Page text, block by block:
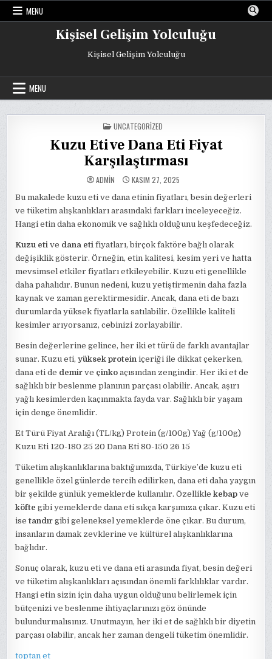
Skip
MENU
Kişisel Gelişim Yolculuğu
Kişisel Gelişim Yolculuğu
MENU
POSTED
IN
UNCATEGORIZED
Kuzu Eti ve Dana Eti Fiyat
Karşılaştırması
ADMIN KASIM 27, 2025
Bu makalede kuzu eti ve dana etinin fiyatları, besin değerleri
ve tüketim alışkanlıkları arasındaki farkları inceleyeceğiz.
Hangi etin daha ekonomik ve sağlıklı olduğunu keşfedeceğiz.
Kuzu eti ve dana eti fiyatları, birçok faktöre bağlı olarak
değişiklik gösterir. Örneğin, etin kalitesi, kesim yeri ve hatta
mevsimsel etkiler fiyatları etkileyebilir. Kuzu eti genellikle
daha pahalıdır. Bunun nedeni, kuzu yetiştirmenin daha fazla
kaynak ve zaman gerektirmesidir. Ancak, dana eti de bazı
durumlarda yüksek fiyatlarla satılabilir. Özellikle kaliteli
kesimler arıyorsanız, cebinizi zorlayabilir.
Besin değerlerine gelince, her iki et türü de farklı avantajlar
sunar. Kuzu eti,yüksek protein içeriği ile dikkat çekerken,
dana eti de demir ve çinko açısından zengindir. Her iki et de
sağlıklı bir beslenme planının parçası olabilir. Ancak, aşırı
yağlı kesimlerden kaçınmakta fayda var. Sağlıklı bir yaşam
için denge önemlidir.
Et Türü Fiyat Aralığı (TL/kg) Protein (g/100g) Yağ (g/100g)
Kuzu Eti 120-180 25 20 Dana Eti 80-150 26 15
Tüketim alışkanlıklarına baktığımızda, Türkiye’de kuzu eti
genellikle özel günlerde tercih edilirken, dana eti daha yaygın
bir şekilde günlük yemeklerde kullanılır. Özelliklekebap ve
köfte gibi yemeklerde dana eti sıkça karşımıza çıkar. Kuzu eti
isetandır gibi geleneksel yemeklerde öne çıkar. Bu durum,
insanların damak zevklerine ve kültürel alışkanlıklarına
bağlıdır.
Sonuç olarak, kuzu eti ve dana eti arasında fiyat, besin değeri
ve tüketim alışkanlıkları açısından önemli farklılıklar vardır.
Hangi etin sizin için daha uygun olduğunu belirlemek için
bütçenizi ve beslenme ihtiyaçlarınızı göz önünde
bulundurmalısınız. Unutmayın, her iki et de sağlıklı bir diyetin
parçası olabilir, ancak her zaman dengeli tüketim önemlidir.
toptan et